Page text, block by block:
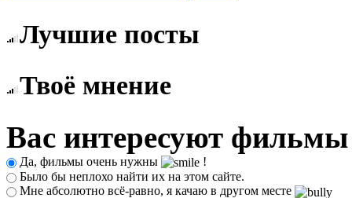
Лучшие посты
Твоё мнение
Вас интересуют
Да, фильмы очень нужны
!
Было бы неплохо найти их на этом сайте.
Мне абсолютно всё-равно, я качаю в другом месте